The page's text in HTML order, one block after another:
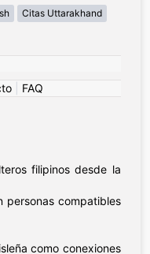
Citas Uttarakhand
FAQ
filipinos desde la
personas compatibles
como conexiones